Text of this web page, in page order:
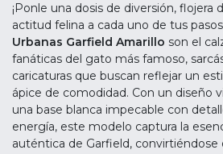
¡Ponle una dosis de diversión, flojera
actitud felina a cada uno de tus
Urbanas Garfield Amarillo son el
fanáticas del gato más famoso,
caricaturas que buscan reflejar un
ápice de comodidad. Con un diseño
una base blanca impecable con
energía, este modelo captura la
auténtica de Garfield, convirtiéndose